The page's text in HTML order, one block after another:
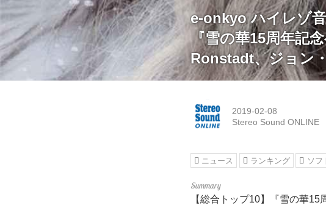
e-onkyo ハイレゾ
『雪の華15周年記
Ronstadt、ジョン
2019-02-08
Stereo Sound ONLINE
ニュース ランキング ソフ
【総合トップ10】『雪の華